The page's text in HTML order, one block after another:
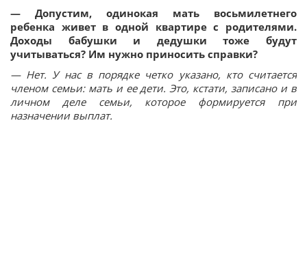
— Допустим, одинокая мать восьмилетнего
ребенка живет в одной квартире с родителями.
Доходы бабушки и дедушки тоже будут
учитываться? Им нужно приносить справки?
— Нет. У нас в порядке четко указано, кто считается
членом семьи: мать и ее дети. Это, кстати, записано и в
личном деле семьи, которое формируется при
назначении выплат.